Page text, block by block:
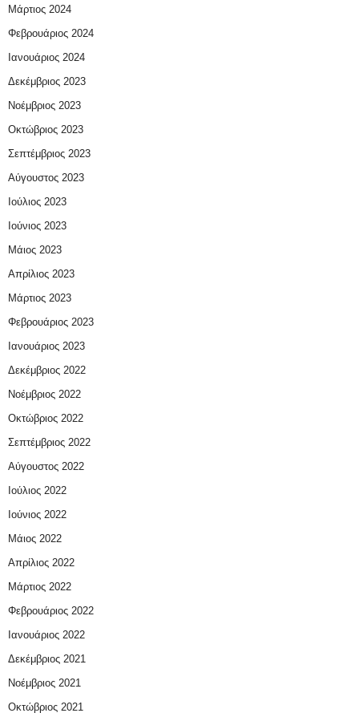
Μάρτιος 2024
Φεβρουάριος 2024
Ιανουάριος 2024
Δεκέμβριος 2023
Νοέμβριος 2023
Οκτώβριος 2023
Σεπτέμβριος 2023
Αύγουστος 2023
Ιούλιος 2023
Ιούνιος 2023
Μάιος 2023
Απρίλιος 2023
Μάρτιος 2023
Φεβρουάριος 2023
Ιανουάριος 2023
Δεκέμβριος 2022
Νοέμβριος 2022
Οκτώβριος 2022
Σεπτέμβριος 2022
Αύγουστος 2022
Ιούλιος 2022
Ιούνιος 2022
Μάιος 2022
Απρίλιος 2022
Μάρτιος 2022
Φεβρουάριος 2022
Ιανουάριος 2022
Δεκέμβριος 2021
Νοέμβριος 2021
Οκτώβριος 2021